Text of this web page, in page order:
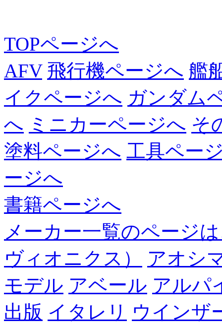
TOPページへ
AFV 飛行機ページへ 艦
イクページへ ガンダム
へ ミニカーページへ そ
塗料ページへ 工具ペー
ージへ
書籍ページへ
メーカー一覧のページ
ヴィオニクス）
アオシ
モデル アベール アルパ
出版 イタレリ ウインザ